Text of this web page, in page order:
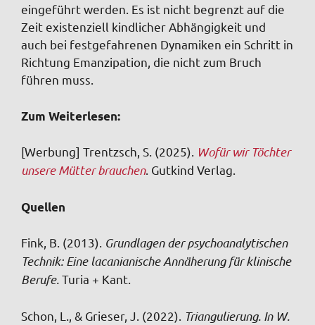
eingeführt werden. Es ist nicht begrenzt auf die
Zeit existenziell kindlicher Abhängigkeit und
auch bei festgefahrenen Dynamiken ein Schritt in
Richtung Emanzipation, die nicht zum Bruch
führen muss.
Zum Weiterlesen:
[Werbung] Trentzsch, S. (2025). Wofür wir Töchter
unsere Mütter brauchen. Gutkind Verlag.
Quellen
Fink, B. (2013). Grundlagen der psychoanalytischen
Technik: Eine lacanianische Annäherung für klinische
Berufe.Turia + Kant.
Schon, L., & Grieser, J. (2022). Triangulierung. In W.